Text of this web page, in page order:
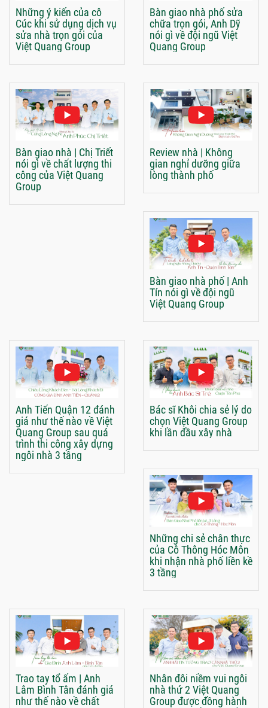
Những ý kiến của cô
Cúc khi sử dụng dịch vụ
sửa nhà trọn gói của
Việt Quang Group
Bàn giao nhà phố sửa
chữa trọn gói, Anh Dỹ
nói gì về đội ngũ Việt
Quang Group
Bàn giao nhà | Chị Triết
nói gì về chất lượng thi
công của Việt Quang
Group
Review nhà | Không
gian nghỉ dưỡng giữa
lòng thành phố
Bàn giao nhà phố | Anh
Tín nói gì về đội ngũ
Việt Quang Group
Anh Tiến Quận 12 đánh
giá như thế nào về Việt
Quang Group sau quá
trình thi công xây dựng
ngôi nhà 3 tầng
Bác sĩ Khôi chia sẻ lý do
chọn Việt Quang Group
khi lần đầu xây nhà
Những chi sẻ chân thực
của Cô Thông Hóc Môn
khi nhận nhà phố liền kề
3 tầng
Trao tay tổ ấm | Anh
Lâm Bình Tân đánh giá
như thế nào về chất
Nhân đôi niềm vui ngôi
nhà thứ 2 Việt Quang
Group được đồng hành